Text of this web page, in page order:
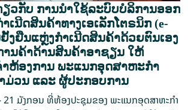
ວກັບ ການນໍາໃຊ້ລະບົບບໍລິການອອກ
ເນີດສິນຄ້າທາງເອເລັກໂຕຣນິກ (e-
ງຢືນແຫຼ່ງກຳເນີດສິນຄ້າດ້ວຍຕົນເອງ
ນຄ້າດ້ານສິນຄ້າອາຊຽນ ໃຫ້
ຫ້ອງການ ພະແນກອຸດສາຫະກຳ
ມ່ວນ ແລະ ຜູ້ປະກອບການ
21 ມັງກອນ ທີ່ຫ້ອງປະຊຸມຂອງ ພະແນກອຸດສາຫະກຳ